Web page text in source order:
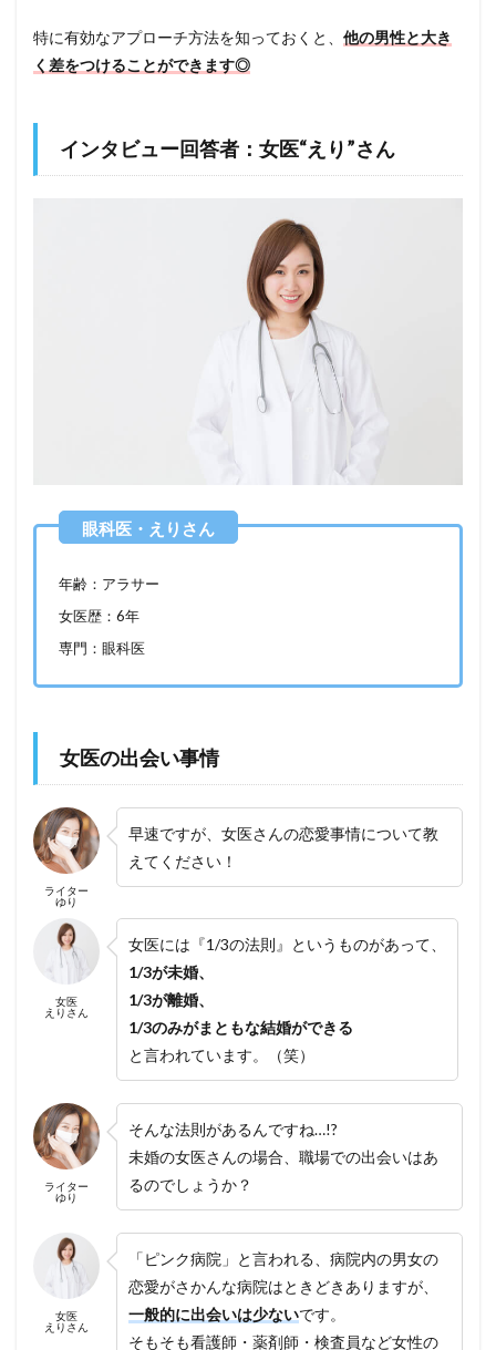
特に有効なアプローチ方法を知っておくと、 他の男性と大き
く差をつけることができます◎
インタビュー回答者：女医“えり”さん
年齢：アラサー
女医歴：6年
専門：眼科医
女医の出会い事情
ライター
ゆり
早速ですが、女医さんの恋愛事情について教
えてください！
女医
えりさん
女医には『1/3の法則』というものがあって、
1/3が未婚、
1/3が離婚、
1/3のみがまともな結婚ができる
と言われています。（笑）
ライター
ゆり
そんな法則があるんですね…!?
未婚の女医さんの場合、職場での出会いはあ
るのでしょうか？
女医
えりさん
「ピンク病院」と言われる、病院内の男女の
恋愛がさかんな病院はときどきありますが、
一般的に出会いは少ないです。
そもそも看護師・薬剤師・検査員など女性の